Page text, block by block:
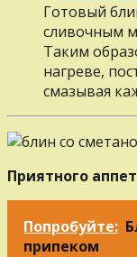
Готовый
сливочным
Таким
нагреве,
смазывая
Приятного
Попробуйте:
припеком